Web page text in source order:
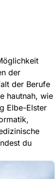
der
der Berufe
hautnah, wie
Elbe-Elster
du